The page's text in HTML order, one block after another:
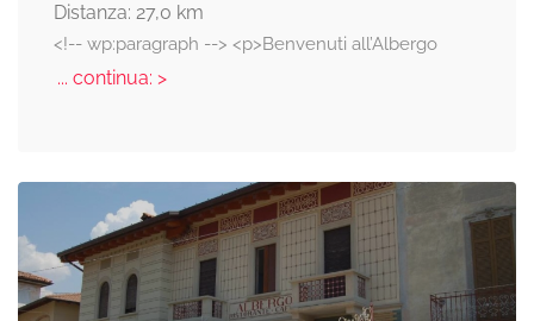
Distanza: 27,0 km
<!-- wp:paragraph --> <p>Benvenuti all’Albergo
... continua: >